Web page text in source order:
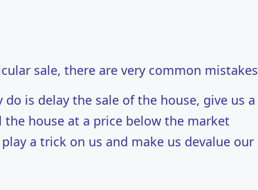
sale, there are very common mistakes
is delay the sale of the house, give us a
house at a price below the market
a trick on us and make us devalue our